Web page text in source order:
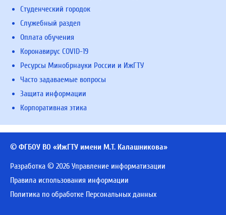
Студенческий городок
Служебный раздел
Оплата обучения
Коронавирус COVID-19
Ресурсы Минобрнауки России и ИжГТУ
Часто задаваемые вопросы
Защита информации
Корпоративная этика
© ФГБОУ ВО «ИжГТУ имени М.Т. Калашникова»
Разработка © 2026 Управление информатизации
Правила использования информации
Политика по обработке Персональных данных